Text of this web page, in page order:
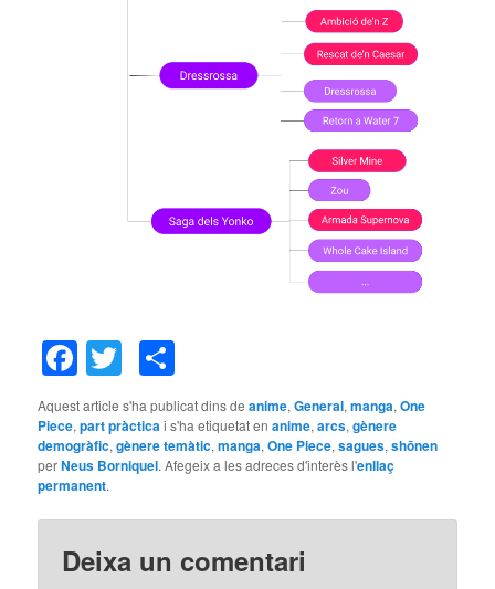
Facebook
Twitter
Aquest article s'ha publicat dins deanime,General,manga,One
Piece,part pràcticai s'ha etiquetat enanime,arcs,gènere
demogràfic,gènere temàtic,manga,One Piece,sagues,shōnen
perNeus Borniquel. Afegeix a les adreces d'interès l'enllaç
permanent.
Deixa un comentari